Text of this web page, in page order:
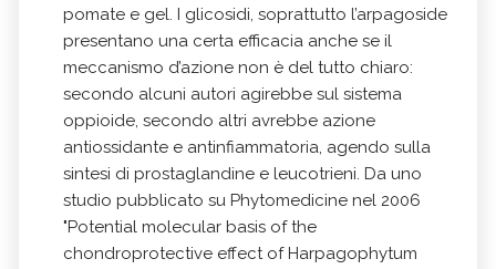
pomate e gel. I glicosidi, soprattutto l’arpagoside
presentano una certa efficacia anche se il
meccanismo d’azione non è del tutto chiaro:
secondo alcuni autori agirebbe sul sistema
oppioide, secondo altri avrebbe azione
antiossidante e antinfiammatoria, agendo sulla
sintesi di prostaglandine e leucotrieni. Da uno
studio pubblicato su Phytomedicine nel 2006
"Potential molecular basis of the
chondroprotective effect of Harpagophytum